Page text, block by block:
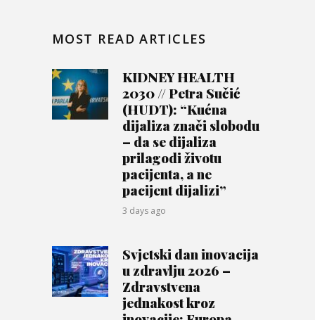
MOST READ ARTICLES
KIDNEY HEALTH
2030 // Petra Sučić
(HUDT): “Kućna
dijaliza znači slobodu
– da se dijaliza
prilagodi životu
pacijenta, a ne
pacijent dijalizi”
3 days ago
Svjetski dan inovacija
u zdravlju 2026 –
Zdravstvena
jednakost kroz